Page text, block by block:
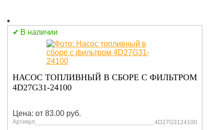
В наличии
НАСОС ТОПЛИВНЫЙ В СБОРЕ С ФИЛЬТРОМ
4D27G31-24100
Цена: от 83.00 руб.
Артикул 4D27G3124100